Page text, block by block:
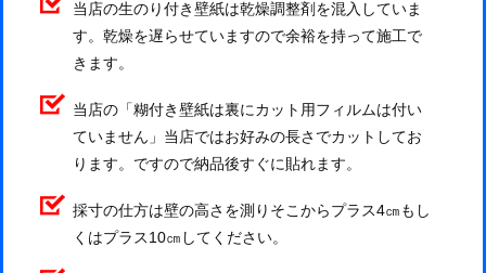
当店の生のり付き壁紙は乾燥調整剤を混入していま
す。乾燥を遅らせていますので余裕を持って施工で
きます。
当店の「糊付き壁紙は裏にカット用フィルムは付い
ていません」当店ではお好みの長さでカットしてお
ります。ですので納品後すぐに貼れます。
採寸の仕方は壁の高さを測りそこからプラス4㎝もし
くはプラス10㎝してください。